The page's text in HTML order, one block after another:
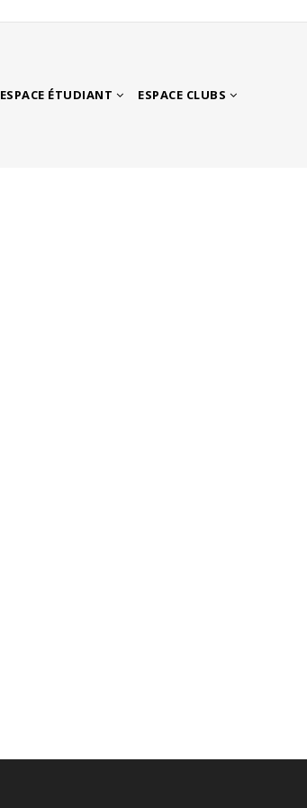
ESPACE ÉTUDIANT ESPACE CLUBS